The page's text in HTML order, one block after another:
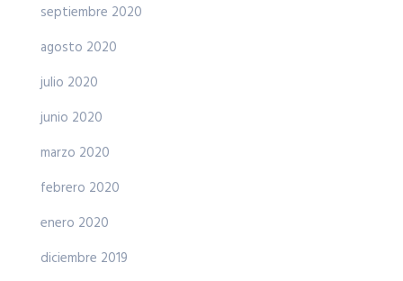
septiembre 2020
agosto 2020
julio 2020
junio 2020
marzo 2020
febrero 2020
enero 2020
diciembre 2019